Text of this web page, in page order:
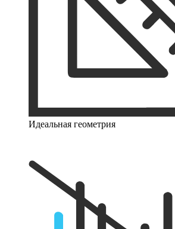
Идеальная геометрия